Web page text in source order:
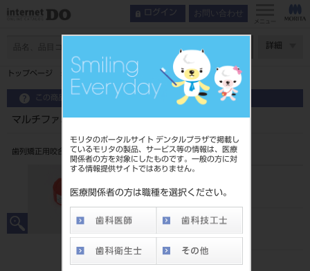
モリタのポータルサイト デンタルプラザで掲載し
ているモリタの製品、サービス等の情報は、医療
関係者の方を対象にしたものです。一般の方に対
する情報提供サイトではありません。
医療関係者の方は職種を選択ください。
ログイン お問い合わせ
メニュー
詳細
トップページ マルチファミリー Multi－P2 Wide LS-55
この商品に関するお問い合わせ
マルチファミリー Multi－P2 Wide LS-55
歯列矯正用咬合誘導装置
206860118LS55
JAN/EANコード
標準価格